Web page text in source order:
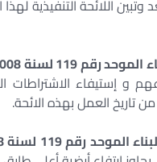
اللائحة التنفيذية
و إستيفاء الاشتراطات
تاريخ العمل بهذه الائحة.